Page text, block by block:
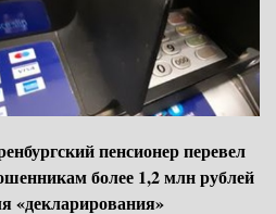
пенсионер перевел
более 1,2 млн рублей
«декларирования»